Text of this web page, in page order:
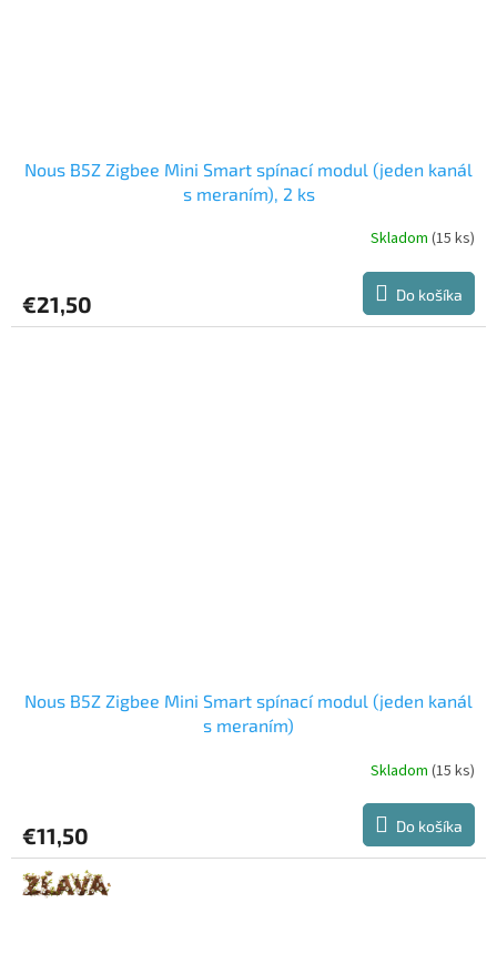
Nous B5Z Zigbee Mini Smart spínací modul (jeden kanál
s meraním), 2 ks
Skladom (15 ks)
€21,50 Do košíka
Nous B5Z Zigbee Mini Smart spínací modul (jeden kanál
s meraním)
Skladom (15 ks)
€11,50 Do košíka